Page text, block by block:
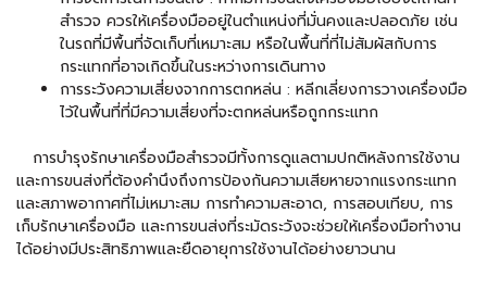
สำรวจ ควรให้เครื่องมืออยู่ในตำแหน่งที่มั่นคงและปลอดภัย เช่น
ในรถที่มีพื้นที่จัดเก็บที่เหมาะสม หรือในพื้นที่ที่ไม่สัมผัสกับการ
กระแทกที่อาจเกิดขึ้นในระหว่างการเดินทาง
การระวังความเสี่ยงจากการตกหล่น : หลีกเลี่ยงการวางเครื่องมือ
ไว้ในพื้นที่ที่มีความเสี่ยงที่จะตกหล่นหรือถูกกระแทก
การบำรุงรักษาเครื่องมือสำรวจมีทั้งการดูแลตามปกติหลังการใช้งาน
และการขนส่งที่ต้องคำนึงถึงการป้องกันความเสียหายจากแรงกระแทก
และสภาพอากาศที่ไม่เหมาะสม การทำความสะอาด, การสอบเทียบ, การ
เก็บรักษาเครื่องมือ และการขนส่งที่ระมัดระวังจะช่วยให้เครื่องมือทำงาน
ได้อย่างมีประสิทธิภาพและยืดอายุการใช้งานได้อย่างยาวนาน